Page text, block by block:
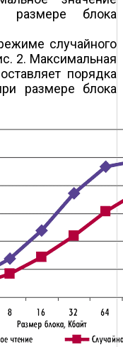
размере блока
случайного
2. Максимальная
порядка
размере блока